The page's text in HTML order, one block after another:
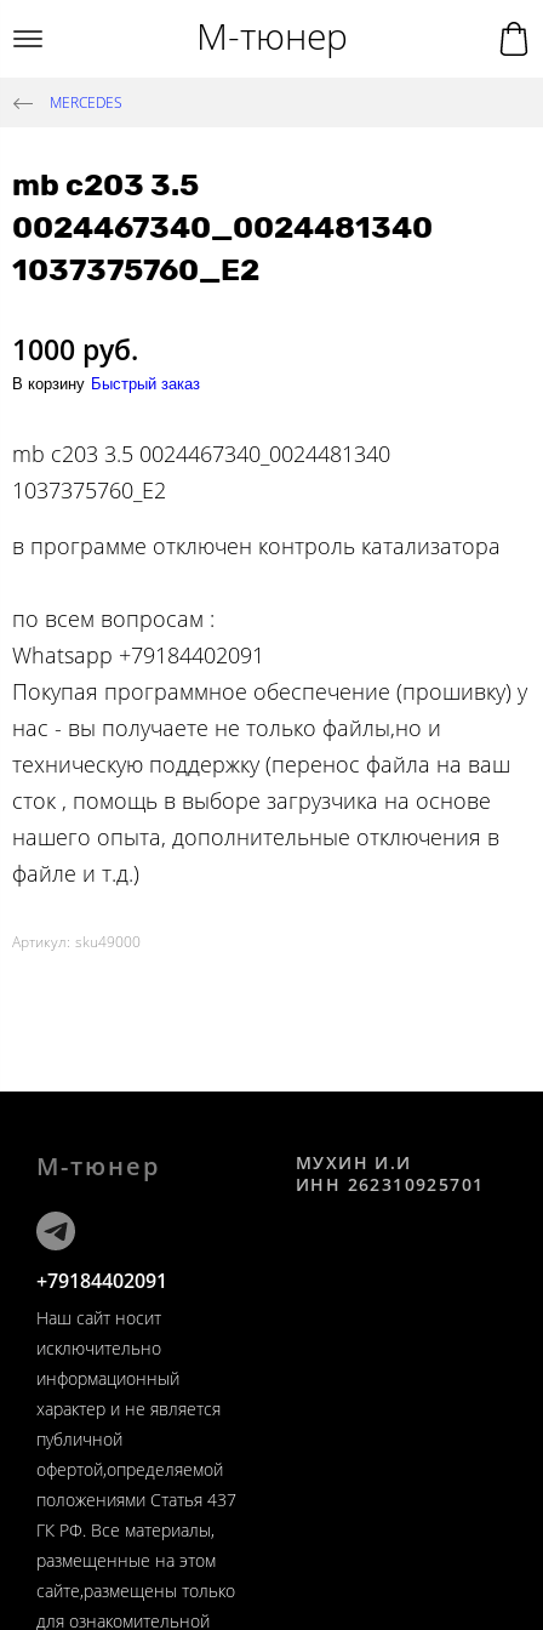
М-тюнер
MERCEDES
mb c203 3.5
0024467340_0024481340
1037375760_E2
1000 руб.
В корзину Быстрый заказ
mb c203 3.5 0024467340_0024481340
1037375760_E2
в программе отключен контроль катализатора
по вcем вопросам :
Whatsapp +79184402091
Покупая программное обеспечение (прошивку) у
нас - вы получаете не только файлы,но и
техническую поддержку (перенос файла на ваш
сток , помощь в выборе загрузчика на основе
нашего опыта, дополнительные отключения в
файле и т.д.)
Артикул: sku49000
М-тюнер
+79184402091
Наш сайт носит
исключительно
информационный
характер и не является
публичной
офертой,определяемой
положениями Статья 437
ГК РФ. Все материалы,
размещенные на этом
сайте,размещены только
для ознакомительной
МУХИН И.И
ИНН 262310925701